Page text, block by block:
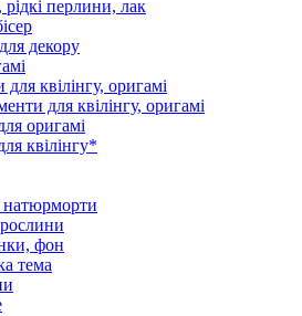
перлини, лак
декору
квілінгу, оригамі
для квілінгу, оригамі
оригамі
квілінгу*
фон
тема